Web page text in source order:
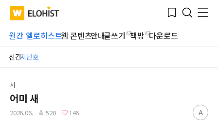
WATV Elohist-
Home
Bookmark
Search
Menu
월간 엘로히스트웹 콘텐츠안내글쓰기 책방 다운로드
신간지난호
Submit
시
어미 새
2026.06. 520 146 A